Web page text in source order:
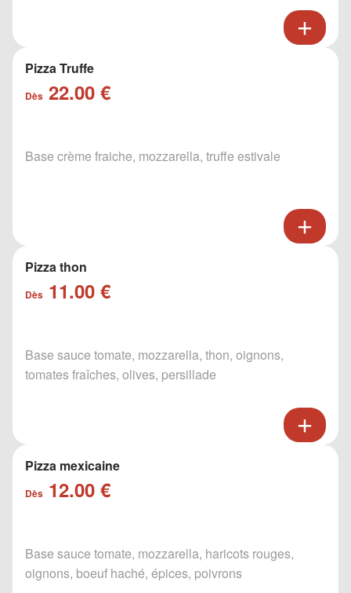
Pizza Truffe
Dès 22.00 €
Base crème fraiche, mozzarella, truffe estivale
Pizza thon
Dès 11.00 €
Base sauce tomate, mozzarella, thon, oignons,
tomates fraîches, olives, persillade
Pizza mexicaine
Dès 12.00 €
Base sauce tomate, mozzarella, haricots rouges,
oignons, boeuf haché, épices, poivrons